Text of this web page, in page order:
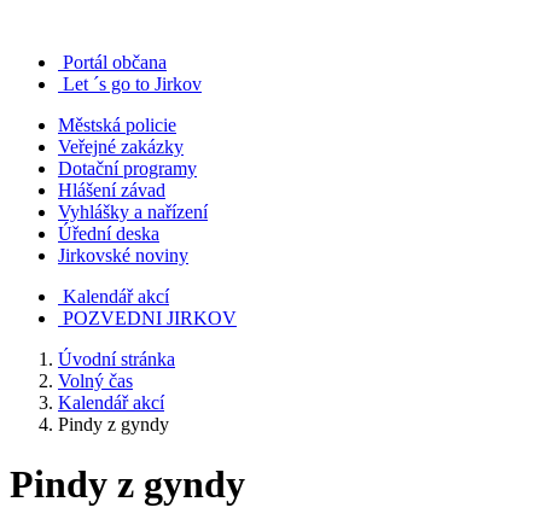
Portál občana
Let ´s go to Jirkov
Městská policie
Veřejné zakázky
Dotační programy
Hlášení závad
Vyhlášky a nařízení
Úřední deska
Jirkovské noviny
Kalendář akcí
POZVEDNI JIRKOV
Úvodní stránka
Volný čas
Kalendář akcí
Pindy z gyndy
Pindy z gyndy